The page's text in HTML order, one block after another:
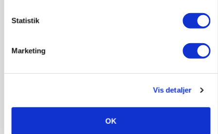
Statistik
Marketing
Vis detaljer
OK
KVÆG